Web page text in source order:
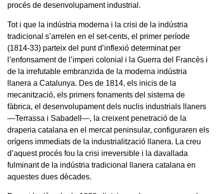
procés de desenvolupament industrial.
Tot i que la indústria moderna i la crisi de la indústria
tradicional s’arrelen en el set-cents, el primer període
(1814-33) parteix del punt d’inflexió determinat per
l’enfonsament de l’imperi colonial i la Guerra del Francès i
de la irrefutable embranzida de la moderna indústria
llanera a Catalunya. Des de 1814, els inicis de la
mecanització, els primers fonaments del sistema de
fàbrica, el desenvolupament dels nuclis industrials llaners
—Terrassa i Sabadell—, la creixent penetració de la
draperia catalana en el mercat peninsular, configuraren els
orígens immediats de la industrialització llanera. La creu
d’aquest procés fou la crisi irreversible i la davallada
fulminant de la indústria tradicional llanera catalana en
aquestes dues dècades.